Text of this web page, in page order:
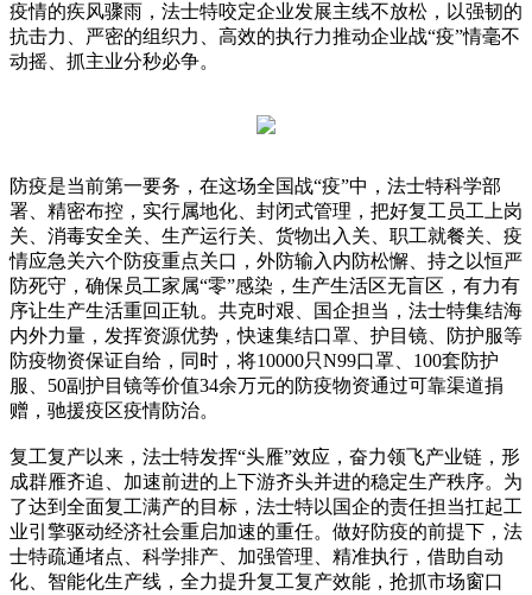
疫情的疾风骤雨，法士特咬定企业发展主线不放松，以强韧的
抗击力、严密的组织力、高效的执行力推动企业战“疫”情毫不
动摇、抓主业分秒必争。
防疫是当前第一要务，在这场全国战“疫”中，法士特科学部
署、精密布控，实行属地化、封闭式管理，把好复工员工上岗
关、消毒安全关、生产运行关、货物出入关、职工就餐关、疫
情应急关六个防疫重点关口，外防输入内防松懈、持之以恒严
防死守，确保员工家属“零”感染，生产生活区无盲区，有力有
序让生产生活重回正轨。共克时艰、国企担当，法士特集结海
内外力量，发挥资源优势，快速集结口罩、护目镜、防护服等
防疫物资保证自给，同时，将10000只N99口罩、100套防护
服、50副护目镜等价值34余万元的防疫物资通过可靠渠道捐
赠，驰援疫区疫情防治。
复工复产以来，法士特发挥“头雁”效应，奋力领飞产业链，形
成群雁齐追、加速前进的上下游齐头并进的稳定生产秩序。为
了达到全面复工满产的目标，法士特以国企的责任担当扛起工
业引擎驱动经济社会重启加速的重任。做好防疫的前提下，法
士特疏通堵点、科学排产、加强管理、精准执行，借助自动
化、智能化生产线，全力提升复工复产效能，抢抓市场窗口